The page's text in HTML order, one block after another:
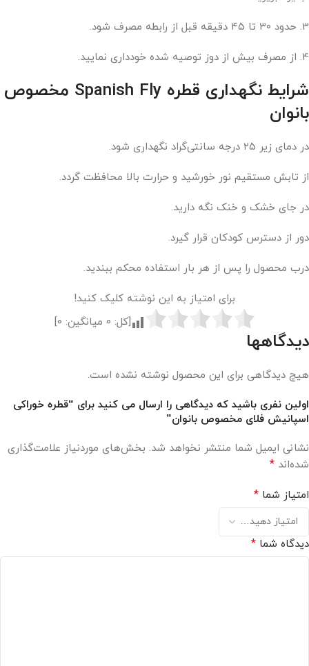
3. حدود ۳۰ تا ۴۵ دقیقه قبل از رابطه مصرف شود.
4. از مصرف بیش از دوز توصیه‌ شده خودداری نمایید.
شرایط نگهداری قطره Spanish Fly مخصوص
بانوان
در دمای زیر ۲۵ درجه سانتی‌گراد نگهداری شود.
از تابش مستقیم نور خورشید و حرارت بالا محافظت گردد.
در جای خشک و خنک نگه دارید.
دور از دسترس کودکان قرار گیرد.
درب محصول را پس از هر بار استفاده محکم ببندید.
برای امتیاز به این نوشته کلیک کنید!
[کل: 0 میانگین: 0
]
دیدگاهها
هیچ دیدگاهی برای این محصول نوشته نشده است.
اولین نفری باشید که دیدگاهی را ارسال می کنید برای “قطره خوراکی
اسپانيش فلای مخصوص بانوان”
نشانی ایمیل شما منتشر نخواهد شد. بخش‌های موردنیاز علامت‌گذاری
شده‌اند *
امتیاز شما *
دیدگاه شما *